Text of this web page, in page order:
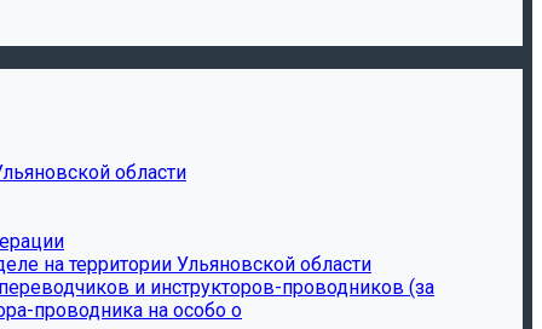
области
на территории Ульяновской области
и инструкторов-проводников (за
проводника на особо о